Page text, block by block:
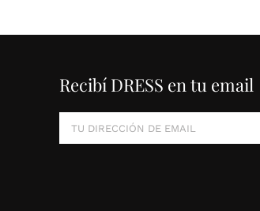
Recibí DRESS en tu email